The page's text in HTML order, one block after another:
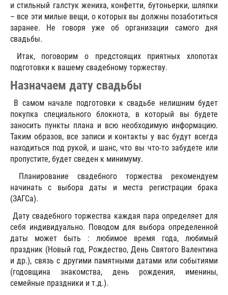
и стильный галстук жениха, конфетти, бутоньерки, шляпки
– все эти милые вещи, о которых вы должны позаботиться
заранее. Не говоря уже об организации самого дня
свадьбы.
Итак, поговорим о предстоящих приятных хлопотах
подготовки к вашему свадебному торжеству.
Назначаем дату свадьбы
В самом начале подготовки к свадьбе нелишним будет
покупка специального блокнота, в который вы будете
заносить пункты плана и всю необходимую информацию.
Таким образов, все записи и контакты у вас будут всегда
находиться под рукой, и шанс, что вы что-то забудете или
пропустите, будет сведен к минимуму.
Планирование свадебного торжества рекомендуем
начинать с выбора даты и места регистрации брака
(ЗАГСа).
Дату свадебного торжества каждая пара определяет для
себя индивидуально. Поводом для выбора определенной
даты может быть : любимое время года, любимый
праздник (Новый год, Рождество, День Святого Валентина
и др.), связь с другими памятными датами или событиями
(годовщина знакомства, день рождения, именины,
семейные праздники и т.д.).